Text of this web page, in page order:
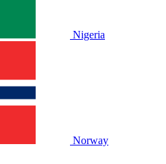
Nigeria
Norway